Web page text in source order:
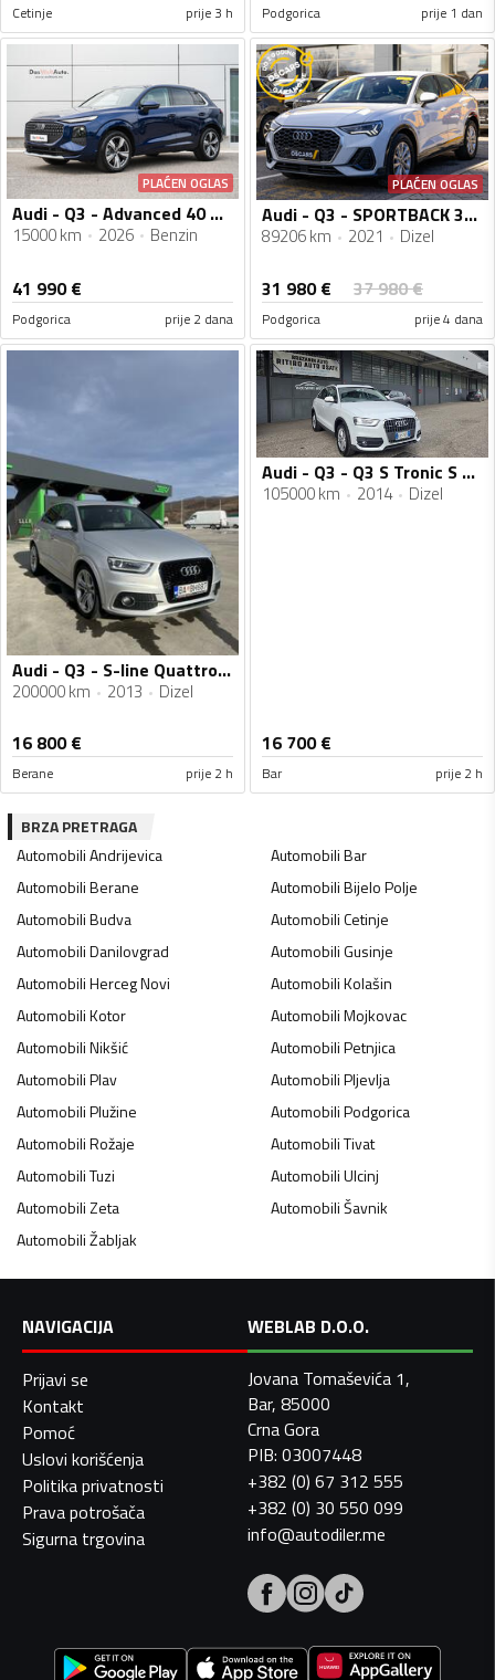
Cetinje prije 3 h Podgorica prije 1 dan
PLAĆEN OGLAS
Audi - Q3 - Advanced 40 TFSI quattro
15000 km 2026 Benzin
41 990€
Podgorica prije 2 dana
PLAĆEN OGLAS
Audi - Q3 - SPORTBACK 35 TDI
89206 km 2021 Dizel
31 980€ 37 980€
Podgorica prije 4 dana
Audi - Q3 - S-line Quattro 2.0 TDI
200000 km 2013 Dizel
16 800€
Berane prije 2 h
Audi - Q3 - Q3 S Tronic S Line Quattro
105000 km 2014 Dizel
16 700€
Bar prije 2 h
BRZA PRETRAGA
AutomobiliAndrijevica AutomobiliBar
AutomobiliBerane AutomobiliBijelo Polje
AutomobiliBudva AutomobiliCetinje
AutomobiliDanilovgrad AutomobiliGusinje
AutomobiliHerceg Novi AutomobiliKolašin
AutomobiliKotor AutomobiliMojkovac
AutomobiliNikšić AutomobiliPetnjica
AutomobiliPlav AutomobiliPljevlja
AutomobiliPlužine AutomobiliPodgorica
AutomobiliRožaje AutomobiliTivat
AutomobiliTuzi AutomobiliUlcinj
AutomobiliZeta AutomobiliŠavnik
AutomobiliŽabljak
NAVIGACIJA
Prijavi se
Kontakt
Pomoć
Uslovi korišćenja
Politika privatnosti
Prava potrošača
Sigurna trgovina
WEBLAB D.O.O.
Jovana Tomaševića 1,
Bar, 85000
Crna Gora
PIB: 03007448
+382 (0) 67 312 555
+382 (0) 30 550 099
info@autodiler.me